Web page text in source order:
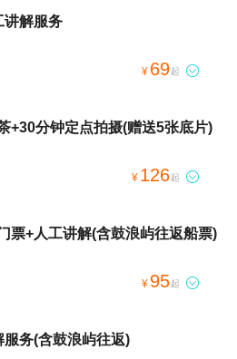
讲解服务
¥ 69起 
+30分钟定点拍摄(赠送5张底片)
¥ 126起 
票+人工讲解(含鼓浪屿往返船票)
¥ 95起 
务(含鼓浪屿往返)